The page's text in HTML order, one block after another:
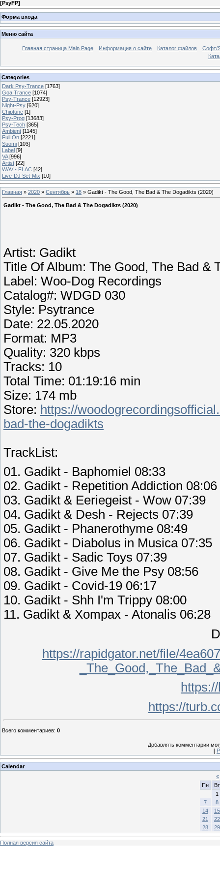
[PsyFP]
Форма входа
Меню сайта
Главная страница Main Page Информация о сайте Каталог файлов
Софт/
Categories
Dark Psy-Trance [1763]
Goa Trance [1074]
Psy-Trance [12923]
Night-Psy [620]
Chiptune [1]
Psy-Prog [13683]
Psy-Tech [365]
Ambient [1145]
Full On [2221]
Suomi [103]
Label [9]
VA [996]
Artist [22]
WAV - FLAC [42]
Live-DJ Set-Mix [10]
Главная » 2020 » Сентябрь » 18 » Gadikt - The Good, The Bad & The Dogadikts (2020)
Gadikt - The Good, The Bad & The Dogadikts (2020)
Artist: Gadikt
Title Of Album: The Good, The Bad &
Label: Woo-Dog Recordings
Catalog#: WDGD 030
Style: Psytrance
Date: 22.05.2020
Format: MP3
Quality: 320 kbps
Tracks: 10
Total Time: 01:19:16 min
Size: 174 mb
Store: https://
bad-the-dogadikts
TrackList:
01. Gadikt - Baphomiel 08:33
02. Gadikt - Repetition Addiction 08:06
03. Gadikt & Eeriegeist - Wow 07:39
04. Gadikt & Desh - Rejects 07:39
05. Gadikt - Phanerothyme 08:49
06. Gadikt - Diabolus in Musica 07:35
07. Gadikt - Sadic Toys 07:39
08. Gadikt - Give Me the Psy 08:56
09. Gadikt - Covid-19 06:17
10. Gadikt - Shh I'm Trippy 08:00
11. Gadikt & Xompax - Atonalis 06:28
https://rapidgator.net/file/
https://
Всего комментариев: 0
Добавлять комментарии
[
Calendar
«
Пн
Вт
1
7
8
14
15
21
22
28
29
Полная версия сайта